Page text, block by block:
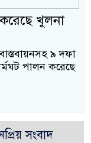
মিরপুর মডেল থানার
কারবারি গ্রেফতার
২৮ লাখ টাকার জাল
পুলিশ
নেতৃত্ব ও গণতন্ত্রের
খুলনা
৯ দফা
পালন করেছে
সংবাদ